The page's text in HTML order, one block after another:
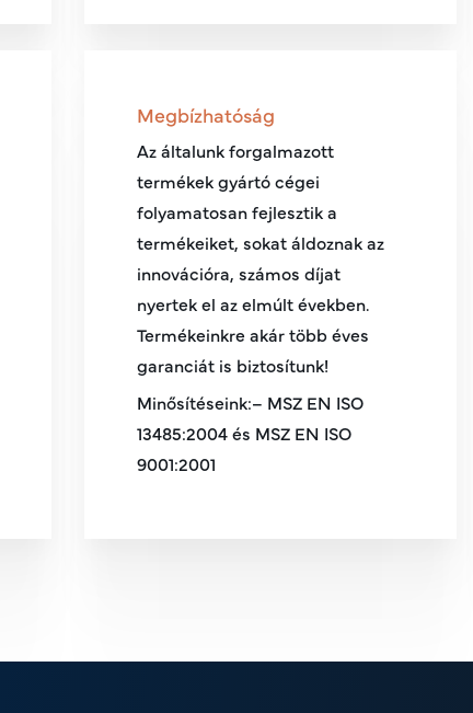
Megbízhatóság
Az általunk forgalmazott
termékek gyártó cégei
folyamatosan fejlesztik a
termékeiket, sokat áldoznak az
innovációra, számos díjat
nyertek el az elmúlt években.
Termékeinkre akár több éves
garanciát is biztosítunk!
Minősítéseink:– MSZ EN ISO
13485:2004 és MSZ EN ISO
9001:2001